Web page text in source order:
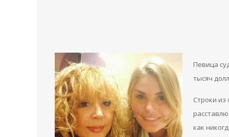
Певица
тысяч
Строки из
как